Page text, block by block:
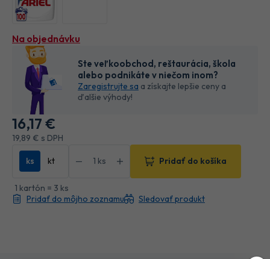
Na objednávku
16,17 €
19,89 € s DPH
Ste veľkoobchod, reštaurácia, škola
alebo podnikáte v niečom inom?
Zaregistrujte sa a získajte lepšie ceny a
ďalšie výhody!
ks kt Pridať do košíka
1 kartón = 3 ks
Pridať do môjho zoznamu
Sledovať produkt